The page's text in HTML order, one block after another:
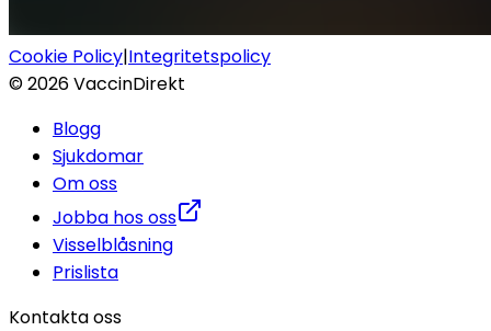
Cookie Policy|Integritetspolicy
©2026VaccinDirekt
Blogg
Sjukdomar
Om oss
Jobba hos oss
Visselblåsning
Prislista
Kontakta oss